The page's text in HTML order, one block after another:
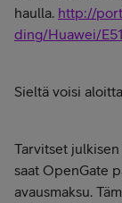
haulla. http://
ding/Huawei/
Sieltä voisi
Tarvitset
saat OpenGate
avausmaksu.